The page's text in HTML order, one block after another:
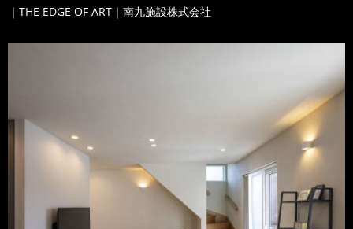
｜THE EDGE OF ART｜南九施設株式会社